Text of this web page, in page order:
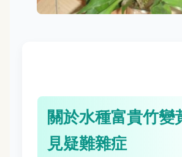
關於水種富貴竹變
見疑難雜症